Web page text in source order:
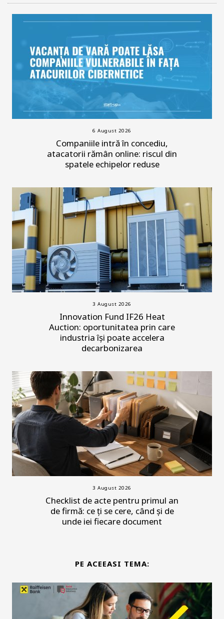
6 August 2026
Companiile intră în concediu,
atacatorii rămân online: riscul din
spatele echipelor reduse
3 August 2026
Innovation Fund IF26 Heat
Auction: oportunitatea prin care
industria își poate accelera
decarbonizarea
3 August 2026
Checklist de acte pentru primul an
de firmă: ce ți se cere, când și de
unde iei fiecare document
PE ACEEASI TEMA: